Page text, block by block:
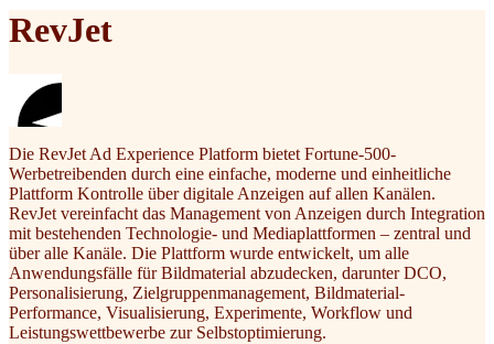
RevJet
Die RevJet Ad Experience Platform bietet Fortune-500-
Werbetreibenden durch eine einfache, moderne und einheitliche
Plattform Kontrolle über digitale Anzeigen auf allen Kanälen.
RevJet vereinfacht das Management von Anzeigen durch Integration
mit bestehenden Technologie- und Mediaplattformen – zentral und
über alle Kanäle. Die Plattform wurde entwickelt, um alle
Anwendungsfälle für Bildmaterial abzudecken, darunter DCO,
Personalisierung, Zielgruppenmanagement, Bildmaterial-
Performance, Visualisierung, Experimente, Workflow und
Leistungswettbewerbe zur Selbstoptimierung.